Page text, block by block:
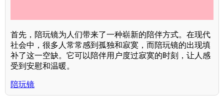
首先，陪玩镜为人们带来了一种崭新的陪伴方式。在现代
社会中，很多人常常感到孤独和寂寞，而陪玩镜的出现填
补了这一空缺。它可以陪伴用户度过寂寞的时刻，让人感
受到安慰和温暖。
陪玩镜